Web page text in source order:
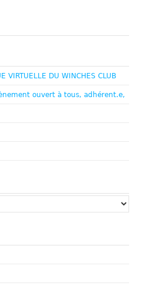
VIRTUELLE DU WINCHES CLUB
ouvert à tous, adhérent.e,